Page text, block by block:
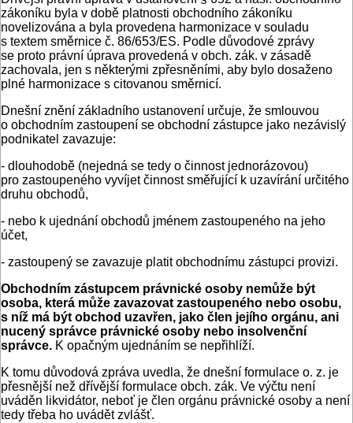
zákoníku byla v době platnosti obchodního zákoníku
novelizována a byla provedena harmonizace v souladu
s textem směrnice č. 86/653/ES. Podle důvodové zprávy
se proto právní úprava provedená v obch. zák. v zásadě
zachovala, jen s některými zpřesněními, aby bylo dosaženo
plné harmonizace s citovanou směrnicí.
Dnešní znění základního ustanovení určuje, že smlouvou
o obchodním zastoupení se obchodní zástupce jako nezávislý
podnikatel zavazuje:
- dlouhodobě (nejedná se tedy o činnost jednorázovou)
pro zastoupeného vyvíjet činnost směřující k uzavírání určitého
druhu obchodů,
- nebo k ujednání obchodů jménem zastoupeného na jeho
účet,
- zastoupený se zavazuje platit obchodnímu zástupci provizi.
Obchodním zástupcem právnické osoby nemůže být
osoba, která může zavazovat zastoupeného nebo osobu,
s níž má být obchod uzavřen, jako člen jejího orgánu, ani
nucený správce právnické osoby nebo insolvenční
správce. K opačným ujednáním se nepřihlíží.
K tomu důvodová zpráva uvedla, že dnešní formulace o. z. je
přesnější než dřívější formulace obch. zák. Ve výčtu není
uváděn likvidátor, neboť je člen orgánu právnické osoby a není
tedy třeba ho uvádět zvlášť.